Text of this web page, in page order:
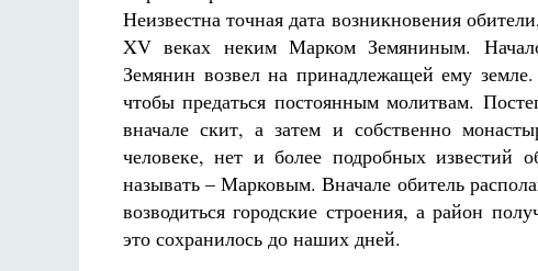
Неизвестна точная дата возникновения
XV веках неким Марком Земяниным.
Земянин возвел на принадлежащей ему
чтобы предаться постоянным молитвам.
вначале скит, а затем и собственно
человеке, нет и более подробных известий
называть – Марковым. Вначале обитель
возводиться городские строения, а район
это сохранилось до наших дней.